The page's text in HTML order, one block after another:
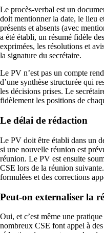
Le procès-verbal est un
doit mentionner la date, le lieu
présents et absents (avec
a été établi, un résumé fidèle
exprimées, les résolutions et
la signature du secrétaire.
Le PV n’est pas un compte
d’une synthèse structurée qui
les décisions prises. Le
fidèlement les positions de
Le délai de rédaction
Le PV doit être établi dans un
si une nouvelle réunion est
réunion. Le PV est ensuite
CSE lors de la réunion
formulées et des corrections
Peut-on externaliser la
Oui, et c’est même une
nombreux CSE font appel à